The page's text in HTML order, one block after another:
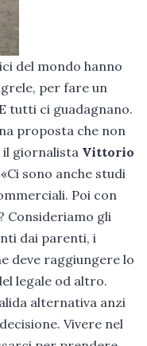
del mondo hanno
per fare un
tutti ci guadagnano.
proposta che non
il giornalista Vittorio
sono anche studi
Poi con
Consideriamo gli
dai parenti, i
deve raggiungere lo
legale od altro.
alternativa anzi
Vivere nel